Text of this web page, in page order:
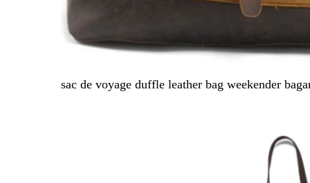
sac de voyage duffle leather bag weekender